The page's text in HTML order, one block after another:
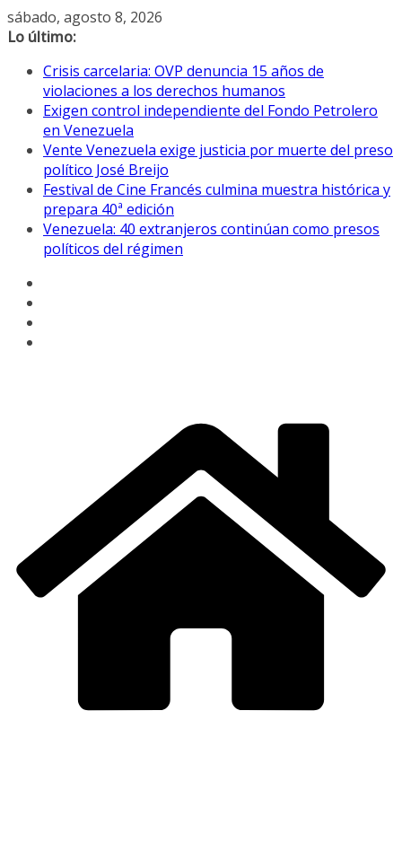
Saltar
al
sábado, agosto 8, 2026
Lo último:
Crisis carcelaria: OVP denuncia 15 años de
violaciones a los derechos humanos
Exigen control independiente del Fondo Petrolero
en Venezuela
Vente Venezuela exige justicia por muerte del preso
político José Breijo
Festival de Cine Francés culmina muestra histórica y
prepara 40ª edición
Venezuela: 40 extranjeros continúan como presos
políticos del régimen